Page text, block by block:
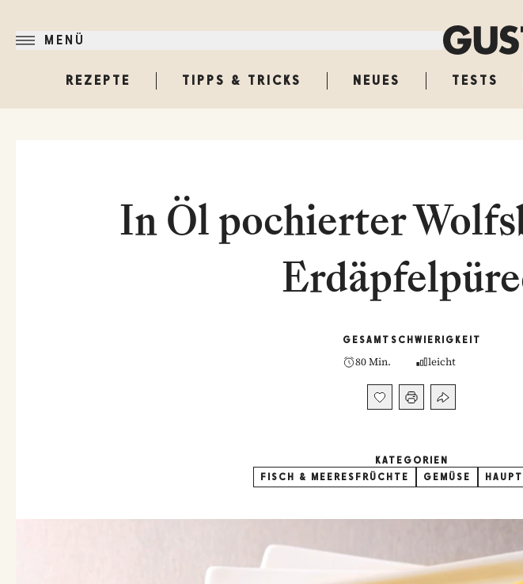
MENÜ
REZEPTE TIPPS & TRICKS NEUES TESTS
In Öl pochierter
GESAMT
80 Min.
SCHWIERIGKEIT
leicht
KATEGORIEN
FISCH & MEERESFRÜCHTE
GEMÜSE